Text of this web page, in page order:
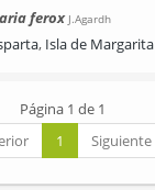
ferox J.Agardh
, Isla de Margarita
Página 1 de 1
1 Siguiente